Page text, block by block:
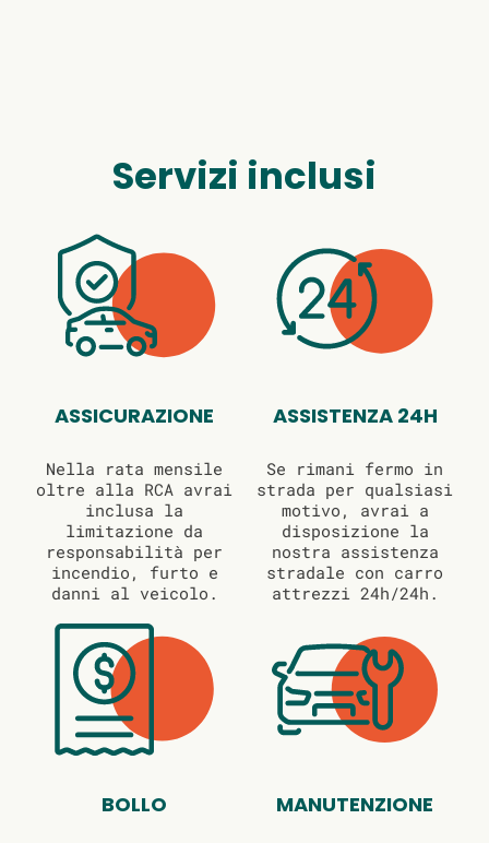
Servizi inclusi
ASSICURAZIONE
Nella rata mensile
oltre alla RCA avrai
inclusa la
limitazione da
responsabilità per
incendio, furto e
danni al veicolo.
ASSISTENZA 24H
Se rimani fermo in
strada per qualsiasi
motivo, avrai a
disposizione la
nostra assistenza
stradale con carro
attrezzi 24h/24h.
BOLLO MANUTENZIONE